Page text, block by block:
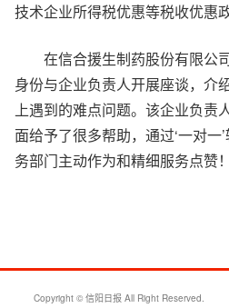
技术企业所得税优惠等税收优惠
在信合援生制药股份有限公
身份与企业负责人开展座谈，介
上遇到的难点问题。该企业负责
面给予了很多帮助，通过‘一对
务部门主动作为和精细服务点赞
据了解，该局开展“万人助
Copyright © 信阳日报 All Right Reserved.